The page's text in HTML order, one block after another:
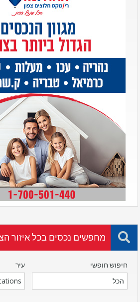
מחפשים נכסים בכל איזור
חיפוש חופשי עיר